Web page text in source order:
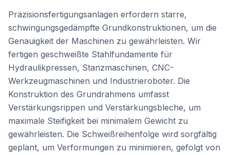
Präzisionsfertigungsanlagen erfordern starre,
schwingungsgedämpfte Grundkonstruktionen, um die
Genauigkeit der Maschinen zu gewährleisten. Wir
fertigen geschweißte Stahlfundamente für
Hydraulikpressen, Stanzmaschinen, CNC-
Werkzeugmaschinen und Industrieroboter. Die
Konstruktion des Grundrahmens umfasst
Verstärkungsrippen und Verstärkungsbleche, um
maximale Steifigkeit bei minimalem Gewicht zu
gewährleisten. Die Schweißreihenfolge wird sorgfältig
geplant, um Verformungen zu minimieren, gefolgt von